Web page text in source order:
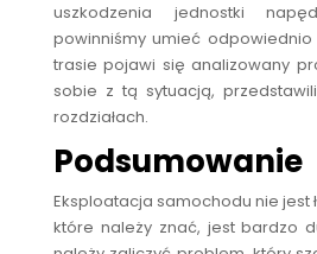
uszkodzenia jednostki
powinniśmy umieć
trasie pojawi się analizowany
sobie z tą sytuacją,
rozdziałach.
Podsumowanie
Eksploatacja samochodu nie jest
które należy znać, jest bardzo